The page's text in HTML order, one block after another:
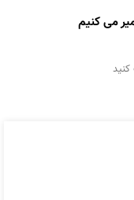
می کنیم
کنید